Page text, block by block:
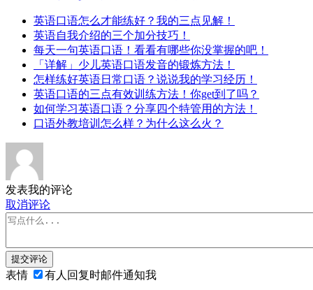
英语口语怎么才能练好？我的三点见解！
英语自我介绍的三个加分技巧！
每天一句英语口语！看看有哪些你没掌握的吧！
「详解」少儿英语口语发音的锻炼方法！
怎样练好英语日常口语？说说我的学习经历！
英语口语的三点有效训练方法！你get到了吗？
如何学习英语口语？分享四个特管用的方法！
口语外教培训怎么样？为什么这么火？
发表我的评论
取消评论
提交评论
表情 有人回复时邮件通知我